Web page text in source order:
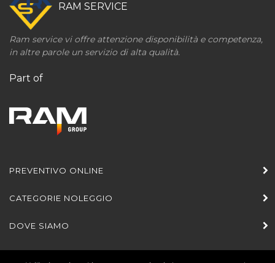
RAM SERVICE
Ram service vi offre attenzione disponibilità e competenza,
in altre parole un servizio di alta qualità.
Part of
PREVENTIVO ONLINE
CATEGORIE NOLEGGIO
DOVE SIAMO